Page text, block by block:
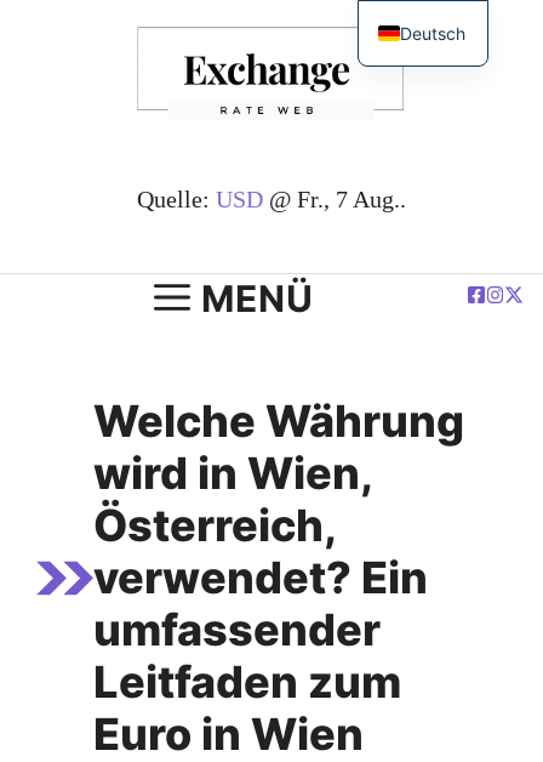
Quelle: USD @ Fr., 7 Aug..
MENÜ
Welche Währung
wird in Wien,
Österreich,
verwendet? Ein
umfassender
Leitfaden zum
Euro in Wien
Deutsch
English
简体中文
Polski